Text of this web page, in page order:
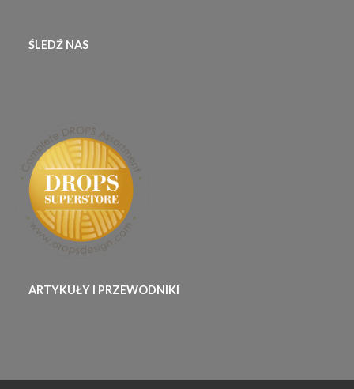
ŚLEDŹ NAS
ARTYKUŁY I PRZEWODNIKI